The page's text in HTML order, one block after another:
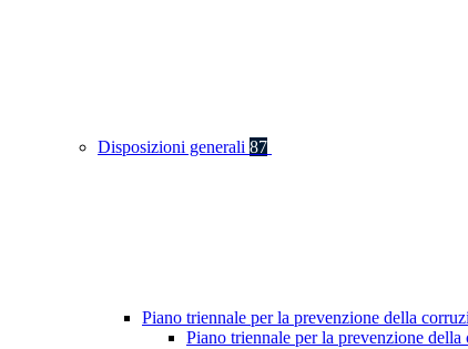
Disposizioni generali 87
Piano triennale per la prevenzione della
Piano triennale per la prevenzione